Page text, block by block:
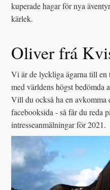
kuperade hagar för nya
kärlek.
Oliver frá
Vi är de lyckliga ägarna till
med världens högst bedömda
Vill du också ha en
facebooksida - så får du reda
intresseanmälningar för 2021.